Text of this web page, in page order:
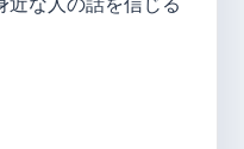
近な人の話を信じる